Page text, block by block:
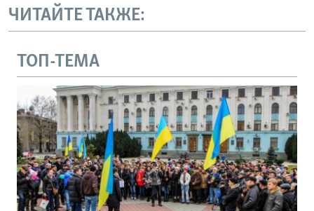
ЧИТАЙТЕ ТАКЖЕ:
ТОП-ТЕМА